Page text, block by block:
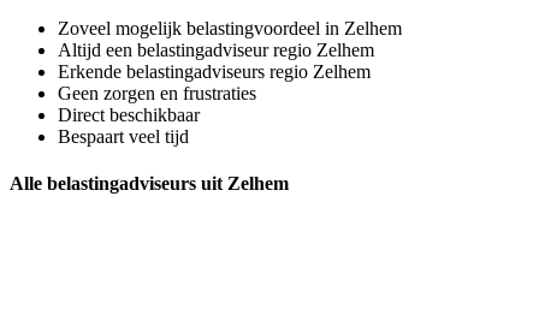
Zoveel mogelijk belastingvoordeel in Zelhem
Altijd een belastingadviseur regio Zelhem
Erkende belastingadviseurs regio Zelhem
Geen zorgen en frustraties
Direct beschikbaar
Bespaart veel tijd
Alle belastingadviseurs uit Zelhem